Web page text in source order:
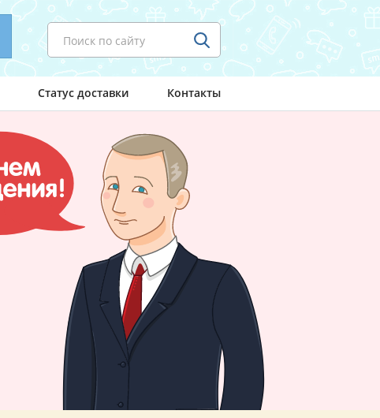
Поиск по сайту
Статус доставки Контакты